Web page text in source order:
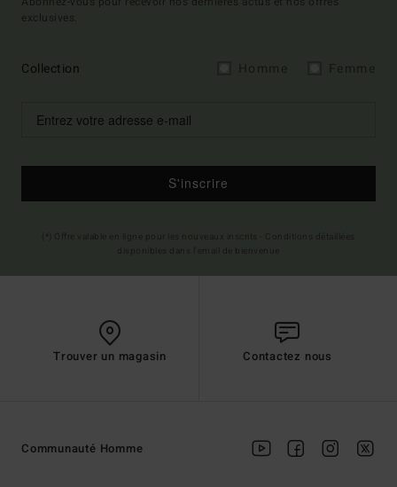
exclusives.
Collection
S'inscrire
Trouver un magasin Contactez nous
Communauté Homme